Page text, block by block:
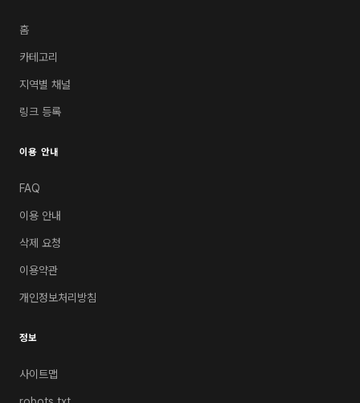
홈
카테고리
지역별 채널
링크 등록
이용 안내
FAQ
이용 안내
삭제 요청
이용약관
개인정보처리방침
정보
사이트맵